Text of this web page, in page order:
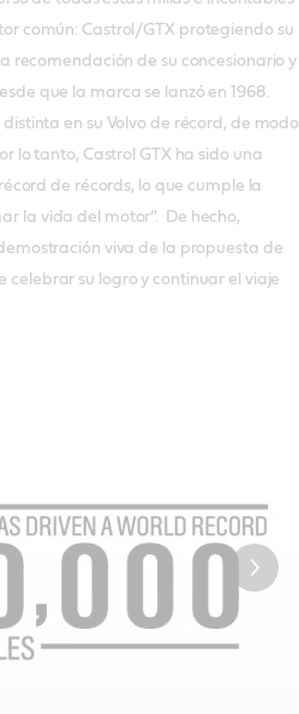
común: Castrol/GTX protegiendo su
recomendación de su concesionario y
que la marca se lanzó en 1968.
en su Volvo de récord, de modo
lo tanto, Castrol GTX ha sido una
de récords, lo que cumple la
la vida del motor”. De hecho,
viva de la propuesta de
su logro y continuar el viaje